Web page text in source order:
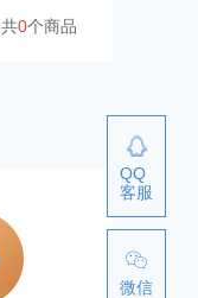
共0个商品
QQ
客服
微信